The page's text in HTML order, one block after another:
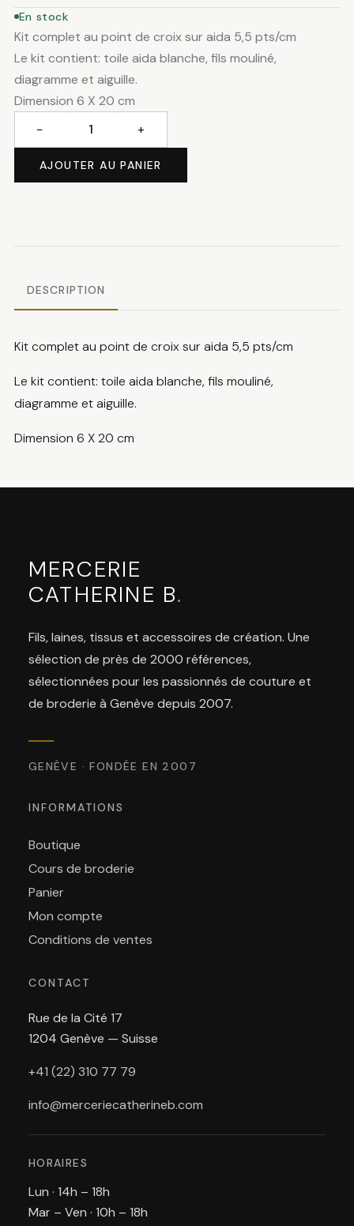
En stock
Kit complet au point de croix sur aida 5,5 pts/cm
Le kit contient: toile aida blanche, fils mouliné,
diagramme et aiguille.
Dimension 6 X 20 cm
Marque
littéraire
− +
AJOUTER AU PANIER
DESCRIPTION
Kit complet au point de croix sur aida 5,5 pts/cm
Le kit contient: toile aida blanche, fils mouliné,
diagramme et aiguille.
Dimension 6 X 20 cm
MERCERIE
CATHERINE B.
Fils, laines, tissus et accessoires de création. Une
sélection de près de 2000 références,
sélectionnées pour les passionnés de couture et
de broderie à Genève depuis 2007.
GENÈVE · FONDÉE EN 2007
INFORMATIONS
Boutique
Cours de broderie
Panier
Mon compte
Conditions de ventes
CONTACT
Rue de la Cité 17
1204 Genève — Suisse
+41 (22) 310 77 79
info@merceriecatherineb.com
HORAIRES
Lun · 14h – 18h
Mar – Ven · 10h – 18h